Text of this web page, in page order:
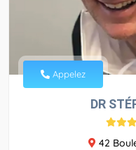
Appelez
DR
42